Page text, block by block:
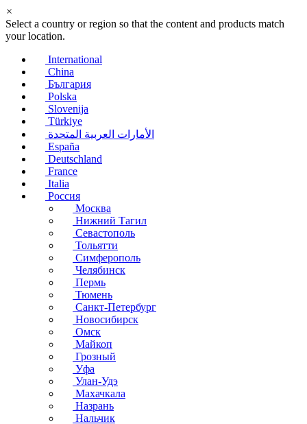
×
Select a country or region so that the content and products match
your location.
International
China
България
Polska
Slovenija
Türkiye
الأمارات العربية المتحدة
España
Deutschland
France
Italia
Россия
Москва
Нижний Тагил
Севастополь
Тольятти
Симферополь
Челябинск
Пермь
Тюмень
Санкт-Петербург
Новосибирск
Омск
Майкоп
Грозный
Уфа
Улан-Удэ
Махачкала
Назрань
Нальчик